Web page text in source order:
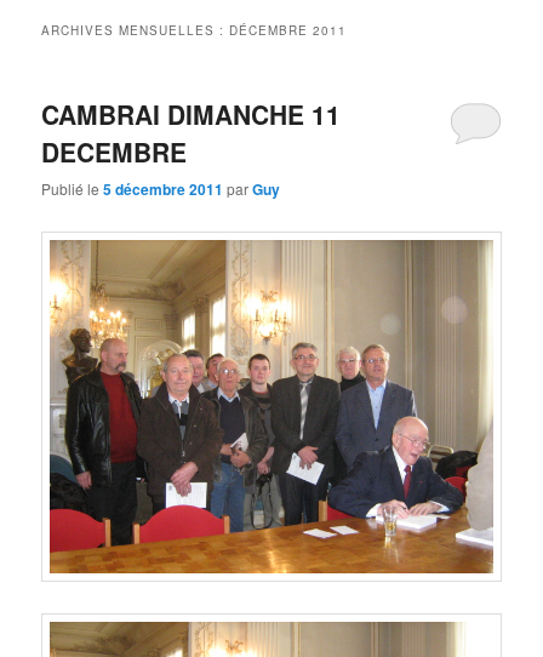
principal
secondaire
ARCHIVES MENSUELLES : DÉCEMBRE 2011
CAMBRAI DIMANCHE 11
DECEMBRE
Publié le5 décembre 2011 parGuy